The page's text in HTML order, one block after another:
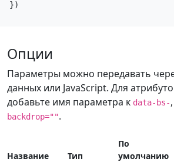
})
Опции
Параметры можно передавать
данных или JavaScript. Для
добавьте имя параметра к data-bs-
backdrop="".
Название Тип
По
умолчанию